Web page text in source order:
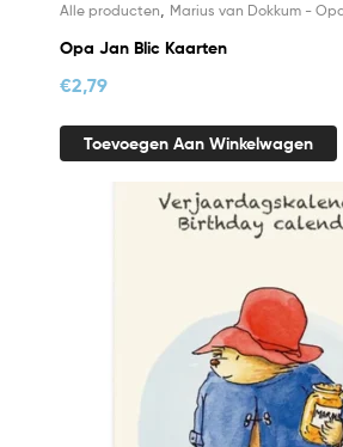
Alle producten Marius van Dokkum -
Opa Jan Blic Kaarten
€2,79
Toevoegen Aan Winkelwagen